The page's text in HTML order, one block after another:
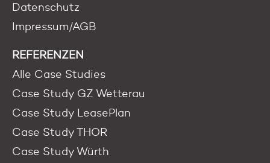
Datenschutz
Impressum/AGB
REFERENZEN
Alle Case Studies
Case Study GZ Wetterau
Case Study LeasePlan
Case Study THOR
Case Study Würth